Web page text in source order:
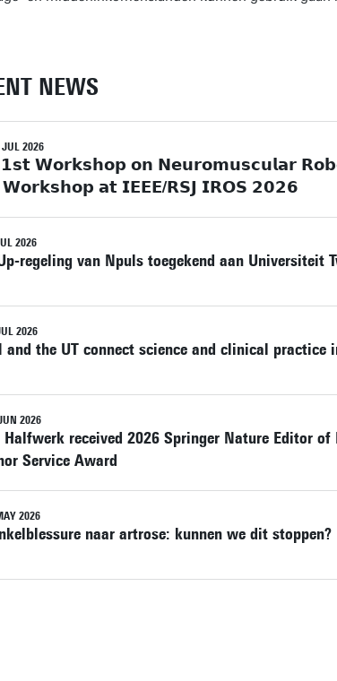
NEWS
2026
𝗪𝗼𝗿𝗸𝘀𝗵𝗼𝗽 𝗼𝗻 𝗡𝗲𝘂𝗿𝗼𝗺𝘂𝘀𝗰𝘂𝗹𝗮𝗿
𝗮𝘁 𝗜𝗘𝗘𝗘/𝗥𝗦𝗝 𝗜𝗥𝗢𝗦 𝟮𝟬𝟮𝟲
2026
regeling van Npuls toegekend aan Universiteit
2026
and the UT connect science and clinical practice
2026
Halfwerk received 2026 Springer Nature Editor
Service Award
2026
naar artrose: kunnen we dit stoppen?